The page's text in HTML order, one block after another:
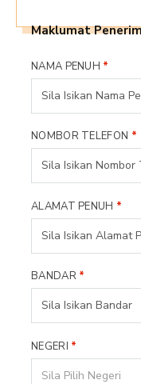
Maklumat
NAMA PENUH *
NOMBOR TELEFON *
ALAMAT PENUH *
BANDAR *
NEGERI *
Sila Pilih Negeri